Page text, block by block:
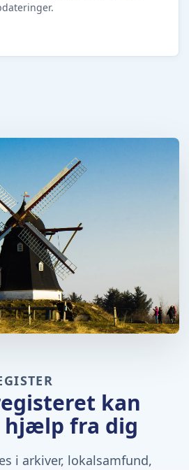
kan
hjælp fra dig
i arkiver, lokalsamfund,